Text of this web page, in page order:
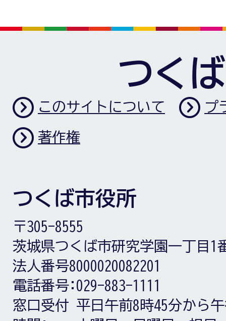
つく
このサイトについて プ
著作権
つくば市役所
〒305-8555
茨城県つくば市研究学園一丁目1
法人番号8000020082201
電話番号: 029-883-1111
窓口受付 平日午前8時45分から